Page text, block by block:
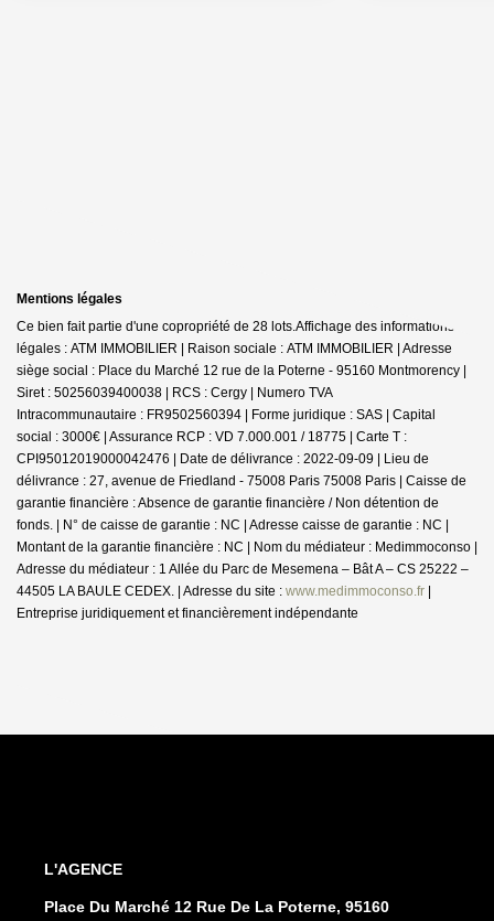
Mentions légales
Ce bien fait partie d'une copropriété de 28 lots.Affichage des informations
légales : ATM IMMOBILIER | Raison sociale : ATM IMMOBILIER | Adresse
siège social : Place du Marché 12 rue de la Poterne - 95160 Montmorency |
Siret : 50256039400038 | RCS : Cergy | Numero TVA
Intracommunautaire : FR9502560394 | Forme juridique : SAS | Capital
social : 3000€ | Assurance RCP : VD 7.000.001 / 18775 | Carte T :
CPI95012019000042476 | Date de délivrance : 2022-09-09 | Lieu de
délivrance : 27, avenue de Friedland - 75008 Paris 75008 Paris | Caisse de
garantie financière : Absence de garantie financière / Non détention de
fonds. | N° de caisse de garantie : NC | Adresse caisse de garantie : NC |
Montant de la garantie financière : NC | Nom du médiateur : Medimmoconso |
Adresse du médiateur : 1 Allée du Parc de Mesemena – Bât A – CS 25222 –
44505 LA BAULE CEDEX. | Adresse du site : www.medimmoconso.fr |
Entreprise juridiquement et financièrement indépendante
L'AGENCE
Place Du Marché 12 Rue De La Poterne, 95160